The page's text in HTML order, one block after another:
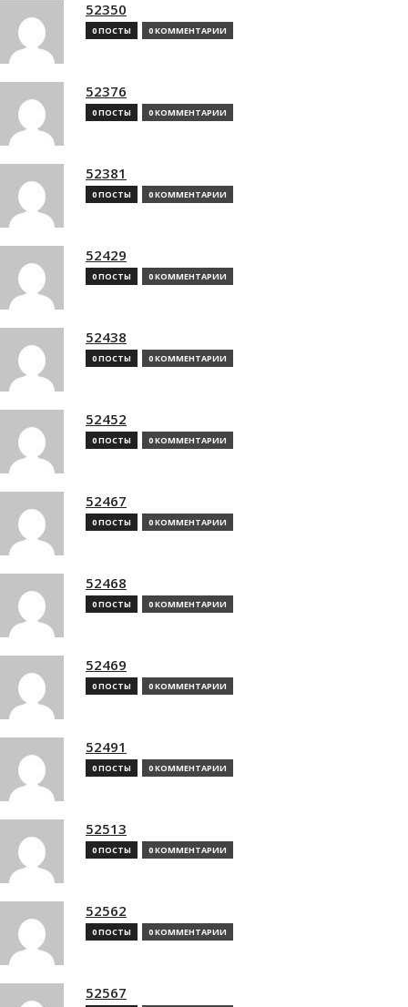
52350
0 ПОСТЫ 0 КОММЕНТАРИИ
52376
0 ПОСТЫ 0 КОММЕНТАРИИ
52381
0 ПОСТЫ 0 КОММЕНТАРИИ
52429
0 ПОСТЫ 0 КОММЕНТАРИИ
52438
0 ПОСТЫ 0 КОММЕНТАРИИ
52452
0 ПОСТЫ 0 КОММЕНТАРИИ
52467
0 ПОСТЫ 0 КОММЕНТАРИИ
52468
0 ПОСТЫ 0 КОММЕНТАРИИ
52469
0 ПОСТЫ 0 КОММЕНТАРИИ
52491
0 ПОСТЫ 0 КОММЕНТАРИИ
52513
0 ПОСТЫ 0 КОММЕНТАРИИ
52562
0 ПОСТЫ 0 КОММЕНТАРИИ
52567